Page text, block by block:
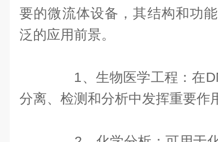
要的微流体设备，其结构和功
泛的应用前景。
1、生物医学工程：在
分离、检测和分析中发挥重要作